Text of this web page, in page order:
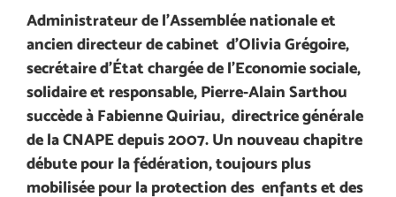
Administrateur de l’Assemblée nationale et
ancien directeur de cabinet d’Olivia Grégoire,
secrétaire d’État chargée de l’Economie sociale,
solidaire et responsable, Pierre-Alain Sarthou
succède à Fabienne Quiriau, directrice générale
de la CNAPE depuis 2007. Un nouveau chapitre
débute pour la fédération, toujours plus
mobilisée pour la protection des enfants et des